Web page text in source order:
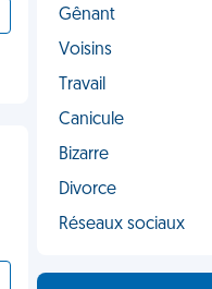
Gênant
Voisins
Travail
Canicule
Bizarre
Divorce
Réseaux sociaux